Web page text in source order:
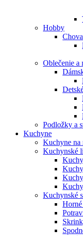
Hobby
Oblečenie a
Podložky a
Kuchyne
Kuchyne na
Kuchynské
Kuchynské